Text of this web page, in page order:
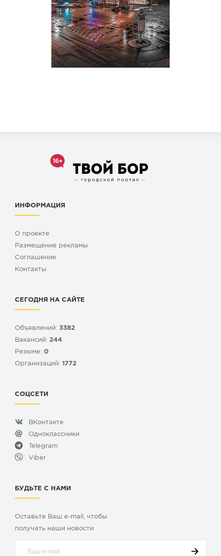
ИНФОРМАЦИЯ
О проекте
Размещение рекламы
Cоглашение
Контакты
СЕГОДНЯ НА САЙТЕ
Объявлений: 3382
Вакансий: 244
Резюме: 0
Организаций: 1772
СОЦСЕТИ
ВКонтакте
Одноклассники
Telegram
Viber
БУДЬТЕ С НАМИ
Оставьте Ваш e-mail, чтобы
получать наши новости